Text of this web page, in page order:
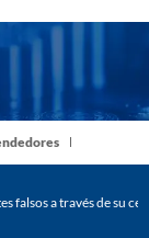
falsos a través de su